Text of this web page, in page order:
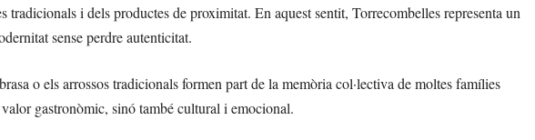
tradicionals i dels productes de proximitat. En aquest sentit, Torrecombelles representa un
sense perdre autenticitat.
o els arrossos tradicionals formen part de la memòria col·lectiva de moltes famílies
gastronòmic, sinó també cultural i emocional.